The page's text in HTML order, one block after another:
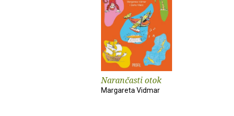
Narančasti otok
Margareta Vidmar